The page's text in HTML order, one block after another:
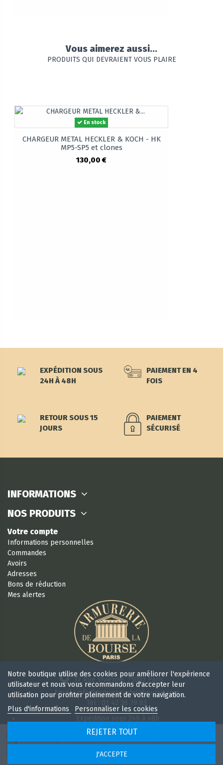
AJOUTER AU PANIER
Vous aimerez aussi...
PRODUITS QUI DEVRAIENT VOUS PLAIRE
En stock
CHARGEUR METAL HECKLER & KOCH - HK
MP5-SP5 et clones
130,00 €
EXPÉDITION SOUS
24H À 48H
PAIEMENT EN 4
FOIS
RETOUR SOUS 15
JOURS
PAIEMENT
SÉCURISÉ
INFORMATIONS
NOS PRODUITS
Votre compte
Informations personnelles
Commandes
Avoirs
Adresses
Bons de réduction
Mes alertes
37 Rue Vivienne, 75002 Paris
Email : info@armureriedelabourse.com
Retour sous 15 jours
Notre boutique utilise des cookies pour améliorer l'expérience
utilisateur et nous vous recommandons d'accepter leur
utilisation pour profiter pleinement de votre navigation.
Plus d'informations
Personnaliser les cookies
REJETER TOUT
J'ACCEPTE